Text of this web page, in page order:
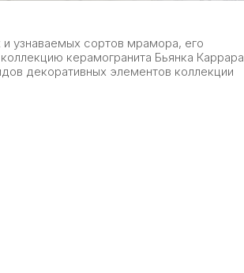
узнаваемых сортов мрамора, его
керамогранита Бьянка Каррара
декоративных элементов коллекции